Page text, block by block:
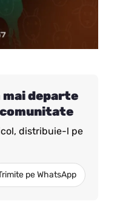
departe
distribuie-l pe
pe WhatsApp